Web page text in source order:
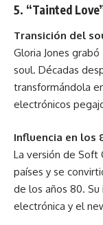
5. “Tainted
Transición del
Gloria Jones
soul. Décadas
transformándola
electrónicos
Influencia en los
La versión de Soft
países y se
de los años 80.
electrónica y el